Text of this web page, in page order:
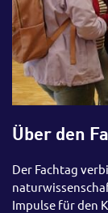
Über den
Der Fachtag
Impulse für den